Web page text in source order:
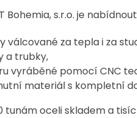
Bohemia, s.r.o. je nabídnout
válcované za tepla i za
a trubky,
vyráběné pomocí CNC
materiál s kompletní
tunám oceli skladem a